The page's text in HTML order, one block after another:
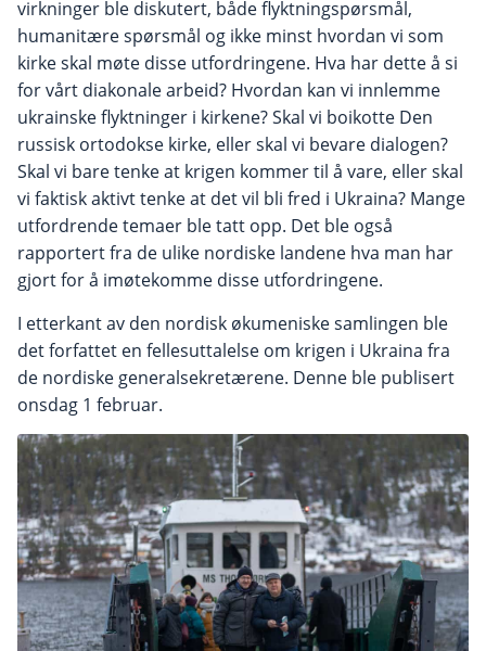
virkninger ble diskutert, både flyktningspørsmål,
humanitære spørsmål og ikke minst hvordan vi som
kirke skal møte disse utfordringene. Hva har dette å si
for vårt diakonale arbeid? Hvordan kan vi innlemme
ukrainske flyktninger i kirkene? Skal vi boikotte Den
russisk ortodokse kirke, eller skal vi bevare dialogen?
Skal vi bare tenke at krigen kommer til å vare, eller skal
vi faktisk aktivt tenke at det vil bli fred i Ukraina? Mange
utfordrende temaer ble tatt opp. Det ble også
rapportert fra de ulike nordiske landene hva man har
gjort for å imøtekomme disse utfordringene.
I etterkant av den nordisk økumeniske samlingen ble
det forfattet en fellesuttalelse om krigen i Ukraina fra
de nordiske generalsekretærene. Denne ble publisert
onsdag 1 februar.